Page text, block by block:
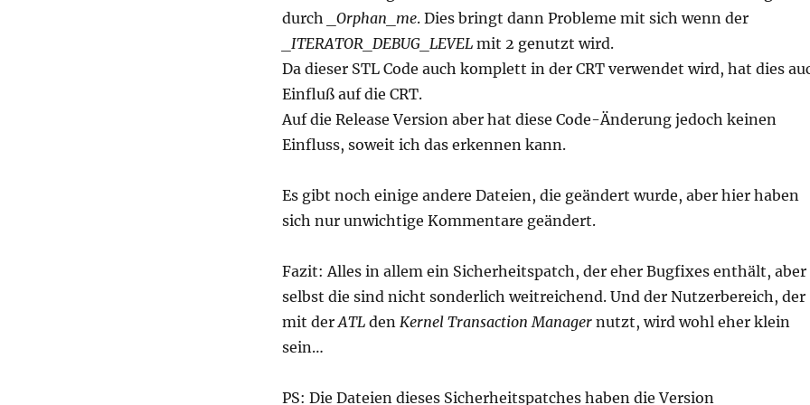
durch
_Orphan_me. Dies bringt dann Probleme mit sich wenn der
_ITERATOR_DEBUG_LEVEL mit 2 genutzt wird.
Da dieser STL Code auch komplett in der CRT verwendet wird, hat dies
Einfluß auf die CRT.
Auf die Release Version aber hat diese Code-Änderung jedoch keinen
Einfluss, soweit ich das erkennen kann.
Es gibt noch einige andere Dateien, die geändert wurde, aber hier haben
sich nur unwichtige Kommentare geändert.
Fazit: Alles in allem ein Sicherheitspatch, der eher Bugfixes enthält, aber
selbst die sind nicht sonderlich weitreichend. Und der Nutzerbereich, der
mit der ATL den Kernel Transaction Manager nutzt, wird wohl eher klein
sein…
PS: Die Dateien dieses Sicherheitspatches haben die Version